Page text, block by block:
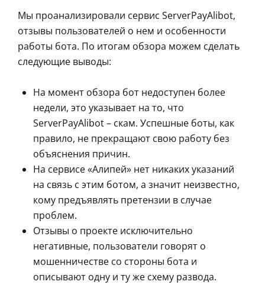
Мы проанализировали сервис ServerPayAlibot,
отзывы пользователей о нем и особенности
работы бота. По итогам обзора можем сделать
следующие выводы:
На момент обзора бот недоступен более
недели, это указывает на то, что
ServerPayAlibot – скам. Успешные боты, как
правило, не прекращают свою работу без
объяснения причин.
На сервисе «Алипей» нет никаких указаний
на связь с этим ботом, а значит неизвестно,
кому предъявлять претензии в случае
проблем.
Отзывы о проекте исключительно
негативные, пользователи говорят о
мошенничестве со стороны бота и
описывают одну и ту же схему развода.